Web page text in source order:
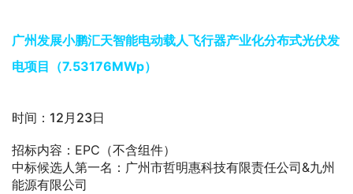
广州发展小鹏汇天智能电动载人飞行器产业化分布式光伏发
电项目（7.53176MWp）
时间：12月23日
招标内容：EPC（不含组件）
中标候选人第一名：广州市哲明惠科技有限责任公司&九州
能源有限公司